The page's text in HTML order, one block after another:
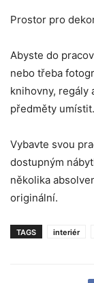
Prostor pro
Abyste do
nebo třeba
knihovny, regály
předměty umístit.
Vybavte svou
dostupným
několika
originální.
TAGS interiér